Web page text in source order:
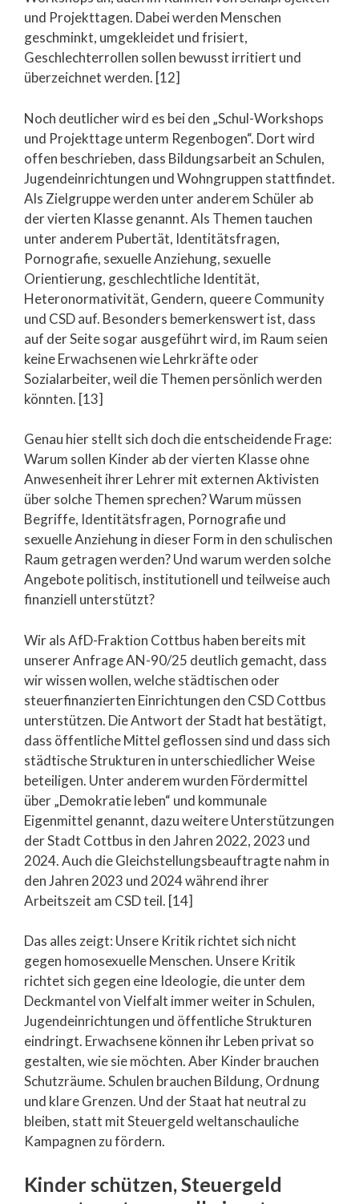
und Projekttagen. Dabei werden Menschen
geschminkt, umgekleidet und frisiert,
Geschlechterrollen sollen bewusst irritiert und
überzeichnet werden. [12]
Noch deutlicher wird es bei den „Schul-Workshops
und Projekttage unterm Regenbogen“. Dort wird
offen beschrieben, dass Bildungsarbeit an Schulen,
Jugendeinrichtungen und Wohngruppen stattfindet.
Als Zielgruppe werden unter anderem Schüler ab
der vierten Klasse genannt. Als Themen tauchen
unter anderem Pubertät, Identitätsfragen,
Pornografie, sexuelle Anziehung, sexuelle
Orientierung, geschlechtliche Identität,
Heteronormativität, Gendern, queere Community
und CSD auf. Besonders bemerkenswert ist, dass
auf der Seite sogar ausgeführt wird, im Raum seien
keine Erwachsenen wie Lehrkräfte oder
Sozialarbeiter, weil die Themen persönlich werden
könnten. [13]
Genau hier stellt sich doch die entscheidende Frage:
Warum sollen Kinder ab der vierten Klasse ohne
Anwesenheit ihrer Lehrer mit externen Aktivisten
über solche Themen sprechen? Warum müssen
Begriffe, Identitätsfragen, Pornografie und
sexuelle Anziehung in dieser Form in den schulischen
Raum getragen werden? Und warum werden solche
Angebote politisch, institutionell und teilweise auch
finanziell unterstützt?
Wir als AfD-Fraktion Cottbus haben bereits mit
unserer Anfrage AN-90/25 deutlich gemacht, dass
wir wissen wollen, welche städtischen oder
steuerfinanzierten Einrichtungen den CSD Cottbus
unterstützen. Die Antwort der Stadt hat bestätigt,
dass öffentliche Mittel geflossen sind und dass sich
städtische Strukturen in unterschiedlicher Weise
beteiligen. Unter anderem wurden Fördermittel
über „Demokratie leben“ und kommunale
Eigenmittel genannt, dazu weitere Unterstützungen
der Stadt Cottbus in den Jahren 2022, 2023 und
2024. Auch die Gleichstellungsbeauftragte nahm in
den Jahren 2023 und 2024 während ihrer
Arbeitszeit am CSD teil. [14]
Das alles zeigt: Unsere Kritik richtet sich nicht
gegen homosexuelle Menschen. Unsere Kritik
richtet sich gegen eine Ideologie, die unter dem
Deckmantel von Vielfalt immer weiter in Schulen,
Jugendeinrichtungen und öffentliche Strukturen
eindringt. Erwachsene können ihr Leben privat so
gestalten, wie sie möchten. Aber Kinder brauchen
Schutzräume. Schulen brauchen Bildung, Ordnung
und klare Grenzen. Und der Staat hat neutral zu
bleiben, statt mit Steuergeld weltanschauliche
Kampagnen zu fördern.
Kinder schützen, Steuergeld